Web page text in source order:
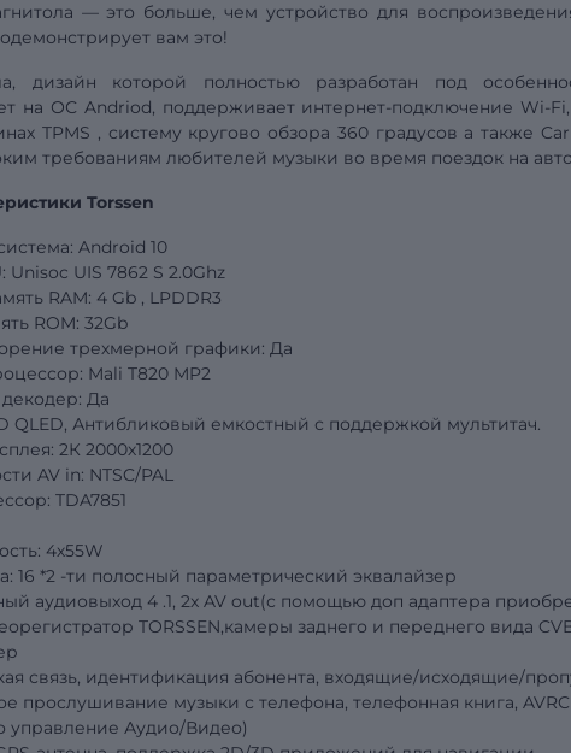
— это больше, чем устройство для
вам это!
дизайн которой полностью разработан под
на ОС Andriod, поддерживает интернет-подключение Wi-Fi,
TPMS , систему кругово обзора 360 градусов а также
требованиям любителей музыки во время поездок на
Torssen
Android 10
Unisoc UIS 7862 S 2.0Ghz
RAM: 4 Gb , LPDDR3
ROM: 32Gb
трехмерной графики: Да
Mali T820 MP2
Да
QLED, Антибликовый емкостный с поддержкой мультитач.
2К 2000х1200
AV in: NTSC/PAL
TDA7851
4х55W
16 *2 -ти полосный параметрический эквалайзер
аудиовыход 4 .1, 2x AV out(с помощью доп адаптера
TORSSEN,камеры заднего и переднего вида
связь, идентификация абонента, входящие/исходящие/
прослушивание музыки с телефона, телефонная книга,
управление Аудио/Видео)